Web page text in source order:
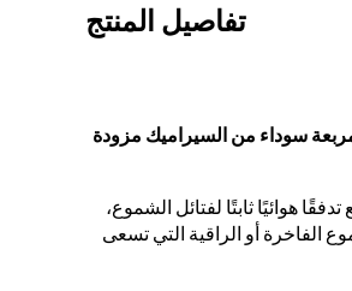
تفاصيل المنتج
سوداء من السيراميك مزودة
هوائيًا ثابتًا لفتائل الشموع،
الفاخرة أو الراقية التي تسعى